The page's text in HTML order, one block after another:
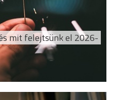
mit felejtsünk el 2026-